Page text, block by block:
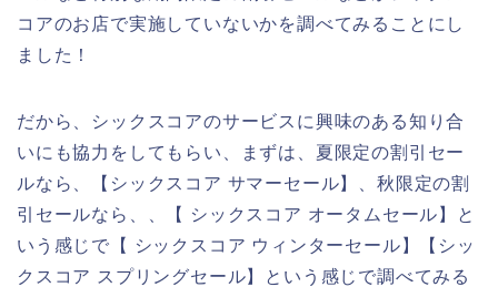
コアのお店で実施していないかを調べてみることにし
ました！
だから、シックスコアのサービスに興味のある知り合
いにも協力をしてもらい、まずは、夏限定の割引セー
ルなら、【シックスコア サマーセール】、秋限定の割
引セールなら、、【 シックスコア オータムセール】と
いう感じで【 シックスコア ウィンターセール】【シッ
クスコア スプリングセール】という感じで調べてみる